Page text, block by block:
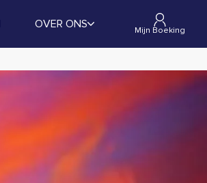
OVER ONS Mijn Boeking